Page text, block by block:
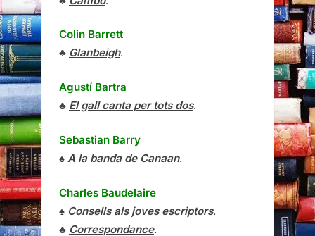
Colin Barrett
♣ Glanbeigh.
Agustí Bartra
♣ El gall canta per tots dos.
Sebastian Barry
♠ A la banda de Canaan.
Charles Baudelaire
♠ Consells als joves escriptors.
♣ Correspondance.